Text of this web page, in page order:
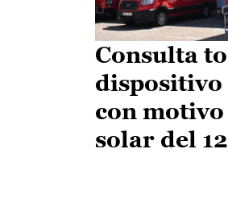
Consulta
con
solar del